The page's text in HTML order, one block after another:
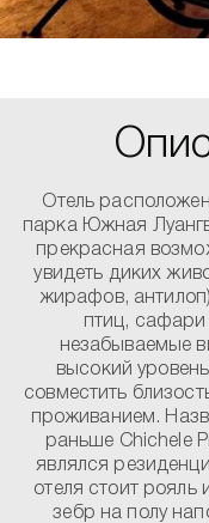
Отель
парка Южная
прекрасная
увидеть диких
жирафов,
птиц, сафари
незабываемые
высокий
совместить
проживанием.
раньше Chichele
являлся
отеля стоит
зебр на полу